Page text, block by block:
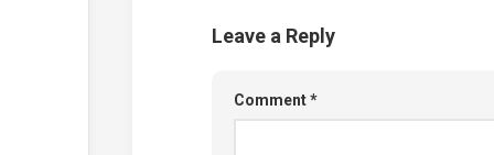
Leave a Reply
Comment*